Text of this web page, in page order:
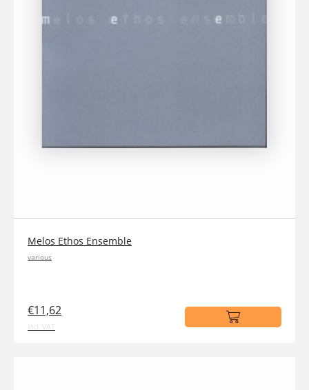
Melos Ethos Ensemble
various
€11,62
incl. VAT